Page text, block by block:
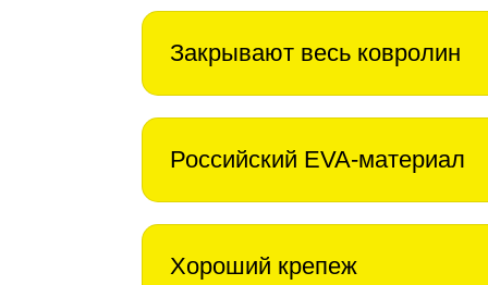
Закрывают весь ковролин
Российский EVA-материал
Хороший крепеж